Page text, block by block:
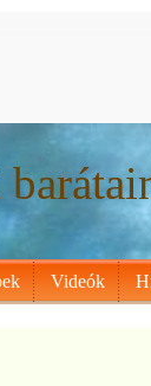
Videók